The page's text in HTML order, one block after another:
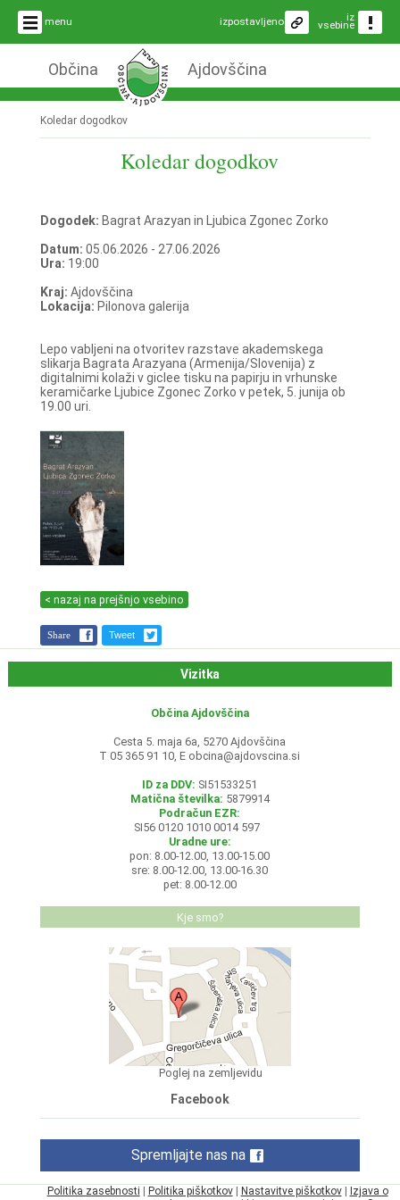
menu iz
vsebine
izpostavljeno
Občina Ajdovščina
Koledar dogodkov
Koledar dogodkov
Dogodek: Bagrat Arazyan in Ljubica Zgonec Zorko
Datum: 05.06.2026 - 27.06.2026
Ura: 19:00
Kraj: Ajdovščina
Lokacija: Pilonova galerija
Lepo vabljeni na otvoritev razstave akademskega
slikarja Bagrata Arazyana (Armenija/Slovenija) z
digitalnimi kolaži v giclee tisku na papirju in vrhunske
keramičarke Ljubice Zgonec Zorko v petek, 5. junija ob
19.00 uri.
< nazaj na prejšnjo vsebino
Share Tweet
Vizitka
Občina Ajdovščina
Cesta 5. maja 6a, 5270 Ajdovščina
T 05 365 91 10, E obcina@ajdovscina.si
ID za DDV: SI51533251
Matična številka: 5879914
Podračun EZR:
SI56 0120 1010 0014 597
Uradne ure:
pon: 8.00-12.00, 13.00-15.00
sre: 8.00-12.00, 13.00-16.30
pet: 8.00-12.00
Kje smo?
Poglej na zemljevidu
Facebook
Spremljajte nas na
Politika zasebnosti Politika piškotkov| Nastavitve piškotkov|
Izjava o